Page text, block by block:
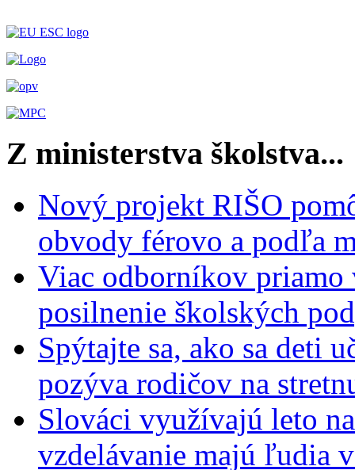
Z ministerstva školstva...
Nový projekt RIŠO
obvody férovo a podľa
Viac odborníkov priamo
posilnenie školských
Spýtajte sa, ako sa deti
pozýva rodičov na
Slováci využívajú leto
vzdelávanie majú ľudia